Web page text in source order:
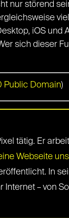
nur störend
iOS und
sich dieser
Public Domain)
tätig. Er
Webseite
In
– von